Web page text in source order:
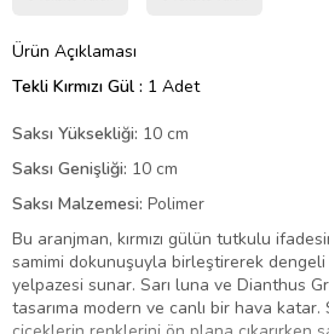
Ürün Açıklaması
Tekli Kırmızı Gül : 1 Adet
Saksı Yüksekliği: 10 cm
Saksı Genişliği: 10 cm
Saksı Malzemesi: Polimer
Bu aranjman, kırmızı gülün tutkulu
samimi dokunuşuyla birleştirerek
yelpazesi sunar. Sarı luna ve Dianthus
tasarıma modern ve canlı bir hava katar.